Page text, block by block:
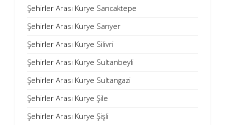
Şehirler Arası Kurye Sancaktepe
Şehirler Arası Kurye Sarıyer
Şehirler Arası Kurye Silivri
Şehirler Arası Kurye Sultanbeyli
Şehirler Arası Kurye Sultangazi
Şehirler Arası Kurye Şile
Şehirler Arası Kurye Şişli